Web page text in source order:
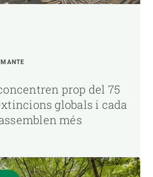
prop del 75
globals i cada
més